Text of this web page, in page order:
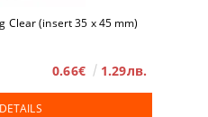
Clear (insert 35 x 45 mm)
0.66€ 1.29лв.